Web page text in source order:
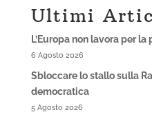
Ultimi
L’Europa non lavora per la
6 Agosto 2026
Sbloccare lo stallo sulla
democratica
5 Agosto 2026